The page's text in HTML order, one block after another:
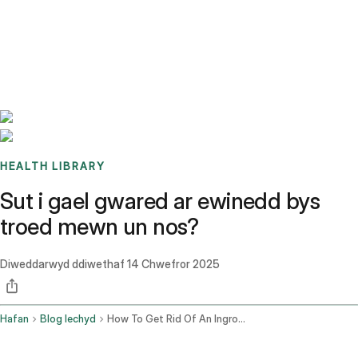
HEALTH LIBRARY
Sut i gael gwared ar ewinedd bys
troed mewn un nos?
Diweddarwyd ddiwethaf 14 Chwefror 2025
Hafan Blog Iechyd How To Get Rid Of An Ingrown Fingernail Overnight